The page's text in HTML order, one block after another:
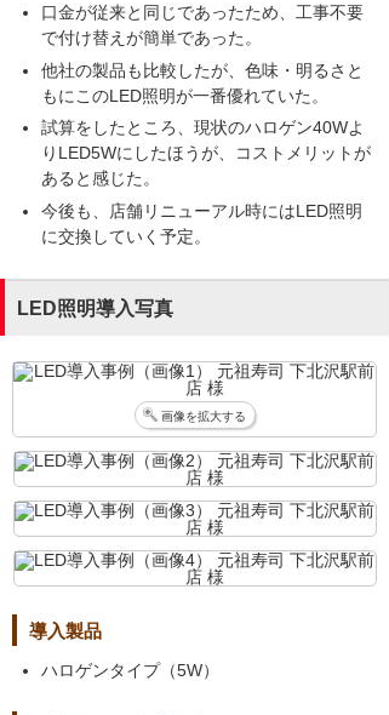
口金が従来と同じであったため、工事不要
で付け替えが簡単であった。
他社の製品も比較したが、色味・明るさと
もにこのLED照明が一番優れていた。
試算をしたところ、現状のハロゲン40Wよ
りLED5Wにしたほうが、コストメリットが
あると感じた。
今後も、店舗リニューアル時にはLED照明
に交換していく予定。
LED照明導入写真
画像を拡大する
導入製品
ハロゲンタイプ（5W）